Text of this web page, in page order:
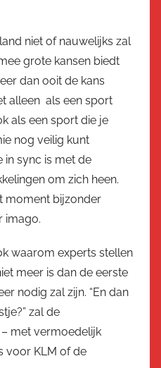
niet of nauwelijks zal
grote kansen biedt
dan ooit de kans
alleen als een sport
als een sport die je
nog veilig kunt
in sync is met de
om zich heen.
moment bijzonder
imago.
waarom experts stellen
meer is dan de eerste
nodig zal zijn. “En dan
zal de
met vermoedelijk
voor KLM of de